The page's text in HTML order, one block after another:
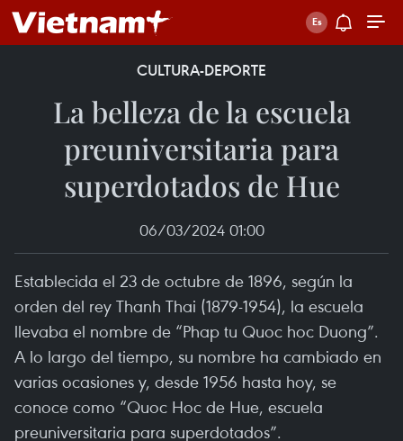
CULTURA-DEPORTE
La belleza de la escuela
preuniversitaria para
superdotados de Hue
06/03/2024 01:00
Establecida el 23 de octubre de 1896, según la
orden del rey Thanh Thai (1879-1954), la escuela
llevaba el nombre de “Phap tu Quoc hoc Duong”.
A lo largo del tiempo, su nombre ha cambiado en
varias ocasiones y, desde 1956 hasta hoy, se
conoce como “Quoc Hoc de Hue, escuela
preuniversitaria para superdotados”.